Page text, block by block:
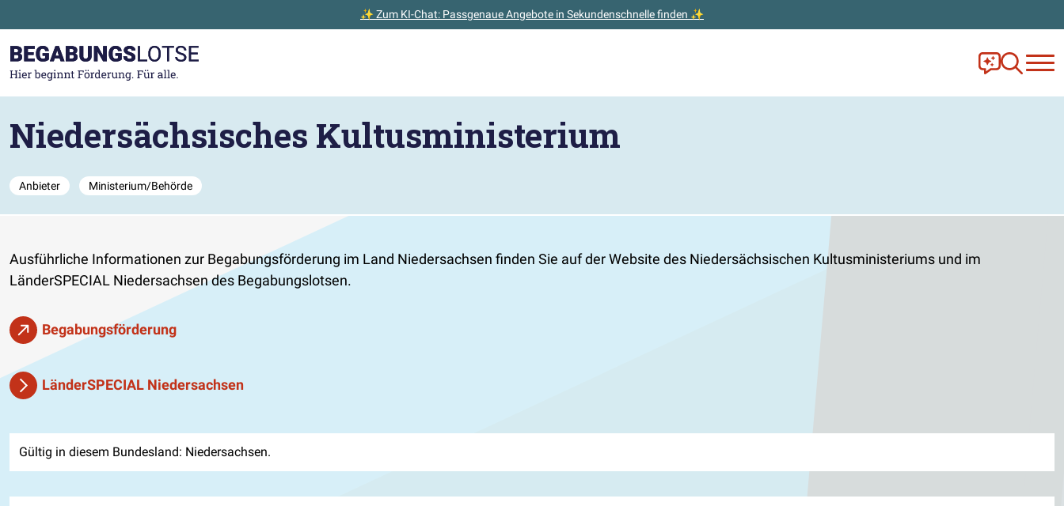
✨ Zum KI-Chat: Passgenaue Angebote in Sekundenschnelle finden ✨
Zur Startseite gehen
Frag Ella!
Zur
Niedersächsisches Kultusministerium
Anbieter Ministerium/Behörde
Ausführliche Informationen zur Begabungsförderung im Land Niedersachsen finden Sie auf der Website des Niedersächsischen Kultusministeriums und im
LänderSPECIAL Niedersachsen des Begabungslotsen.
Begabungsförderung
LänderSPECIAL Niedersachsen
Gültig in diesem Bundesland: Niedersachsen.